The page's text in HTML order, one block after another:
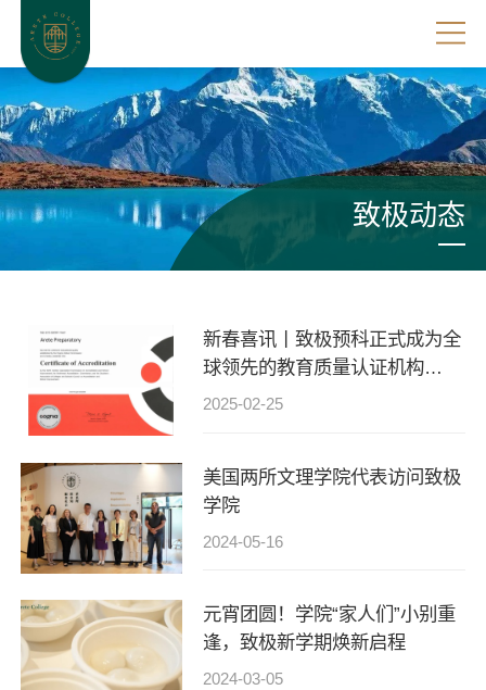
致极动态
新春喜讯丨致极预科正式成为全
球领先的教育质量认证机构
Cognia官方认证学校
2025-02-25
美国两所文理学院代表访问致极
学院
2024-05-16
元宵团圆！学院“家人们”小别重
逢，致极新学期焕新启程
2024-03-05